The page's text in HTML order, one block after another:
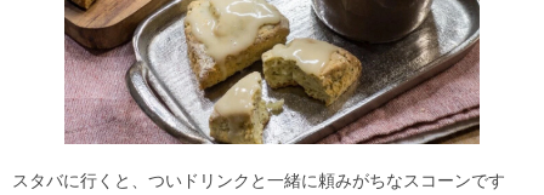
スタバに行くと、ついドリンクと一緒に頼みがちなスコーンです